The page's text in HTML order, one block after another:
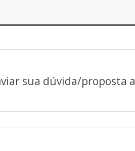
sua dúvida/proposta